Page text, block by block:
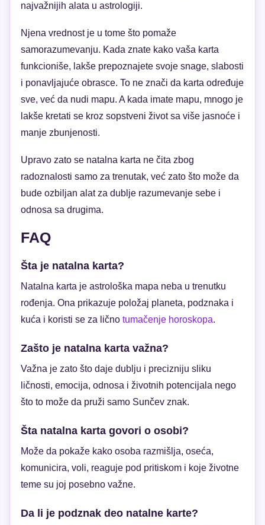
najvažnijih alata u astrologiji.
Njena vrednost je u tome što pomaže
samorazumevanju. Kada znate kako vaša karta
funkcioniše, lakše prepoznajete svoje snage, slabosti
i ponavljajuće obrasce. To ne znači da karta određuje
sve, već da nudi mapu. A kada imate mapu, mnogo je
lakše kretati se kroz sopstveni život sa više jasnoće i
manje zbunjenosti.
Upravo zato se natalna karta ne čita zbog
radoznalosti samo za trenutak, već zato što može da
bude ozbiljan alat za dublje razumevanje sebe i
odnosa sa drugima.
FAQ
Šta je natalna karta?
Natalna karta je astrološka mapa neba u trenutku
rođenja. Ona prikazuje položaj planeta, podznaka i
kuća i koristi se za lično tumačenje horoskopa.
Zašto je natalna karta važna?
Važna je zato što daje dublju i precizniju sliku
ličnosti, emocija, odnosa i životnih potencijala nego
što to može da pruži samo Sunčev znak.
Šta natalna karta govori o osobi?
Može da pokaže kako osoba razmišlja, oseća,
komunicira, voli, reaguje pod pritiskom i koje životne
teme su joj posebno važne.
Da li je podznak deo natalne karte?